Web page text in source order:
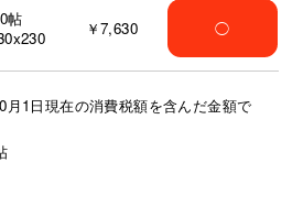
帖
￥7,630 ◯
1日現在の消費税額を含んだ金額で